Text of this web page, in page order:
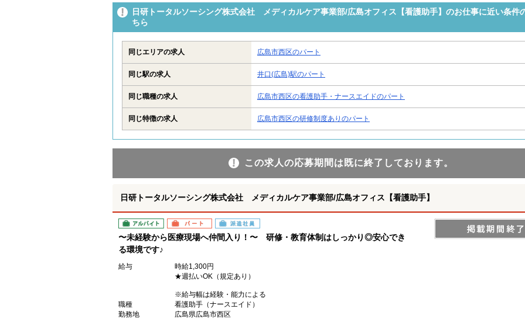
日研トータルソーシング株式会社 メディカルケア事業部/広島オフィス【看護助手】のお仕事に近い条件
ちら
同じエリアの求人 広島市西区のパート
同じ駅の求人 井口(広島)駅のパート
同じ職種の求人 広島市西区の看護助手・ナースエイドのパート
同じ特徴の求人 広島市西区の研修制度ありのパート
この求人の応募期間は既に終了しております。
日研トータルソーシング株式会社 メディカルケア事業部/広島オフィス【看護助手】
アルバイト パート 派遣社員
〜未経験から医療現場へ仲間入り！〜 研修・教育体制はしっかり◎安心でき
る環境です♪
給与
時給1,300円
★週払いOK（規定あり）
※給与幅は経験・能力による
職種
看護助手（ナースエイド）
勤務地
広島県広島市西区